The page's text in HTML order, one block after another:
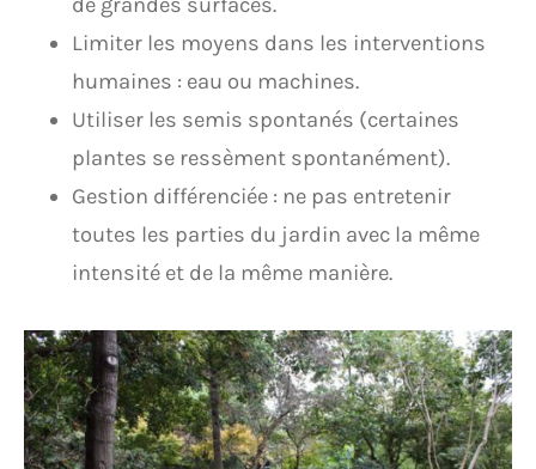
Limiter les moyens dans les interventions
humaines : eau ou machines.
Utiliser les semis spontanés (certaines
plantes se ressèment spontanément).
Gestion différenciée : ne pas entretenir
toutes les parties du jardin avec la même
intensité et de la même manière.